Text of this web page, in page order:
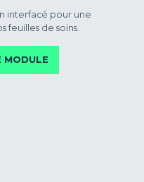
interfacé pour une
feuilles de soins.
MODULE